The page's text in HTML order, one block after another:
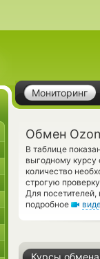
Мониторинг
Обмен
В таблице
выгодному курсу
количество
строгую
Для
подробное
Курсы обмена